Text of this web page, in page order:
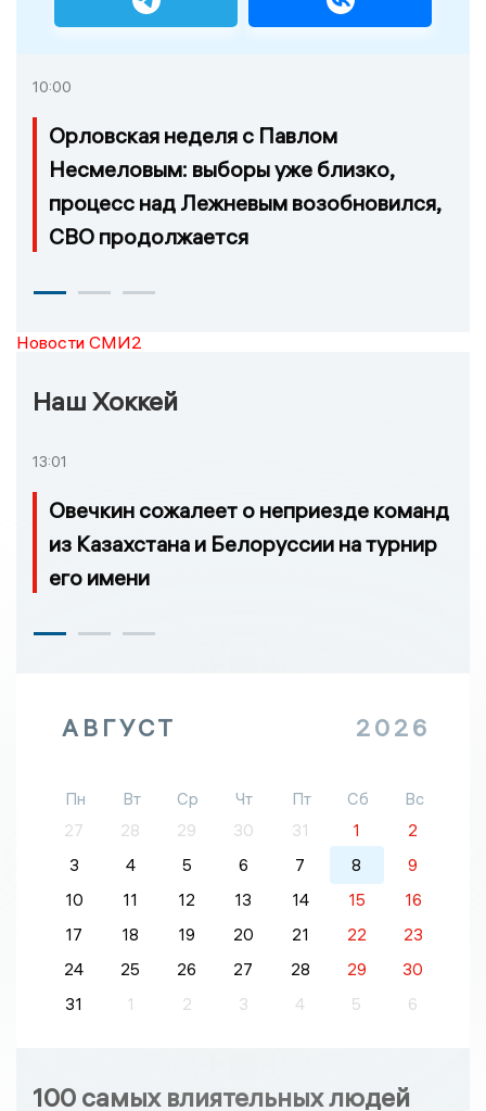
10:00
Орловская неделя с Павлом
Несмеловым: выборы уже близко,
процесс над Лежневым возобновился,
СВО продолжается
Новости СМИ2
Наш Хоккей
13:01
Овечкин сожалеет о неприезде команд
из Казахстана и Белоруссии на турнир
его имени
АВГУСТ 2026
Пн Вт Ср Чт Пт Сб
Вс
27
28 29 30 31 1
2
3
4 5 6 7 8
9
10
11 12 13 14 15
16
17
18 19 20 21 22
23
24
25 26 27 28 29
30
31
1 2 3 4 5 6
100 самых влиятельных людей